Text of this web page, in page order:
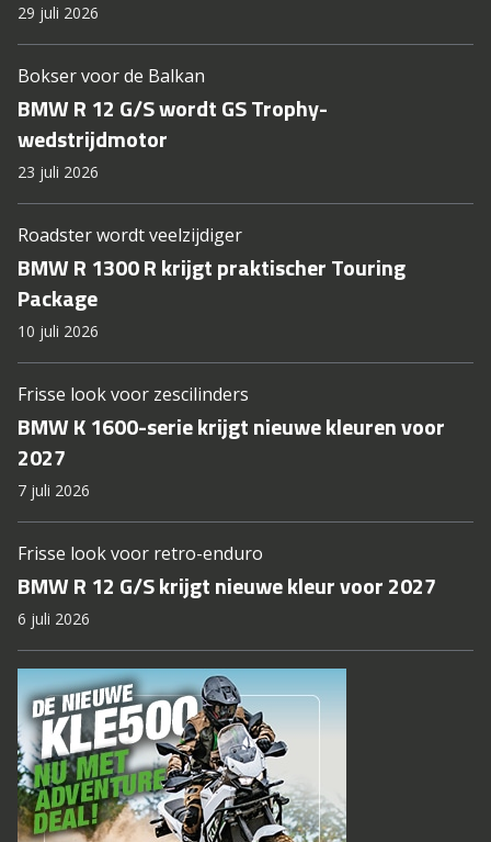
29 juli 2026
Bokser voor de Balkan
BMW R 12 G/S wordt GS Trophy-
wedstrijdmotor
23 juli 2026
Roadster wordt veelzijdiger
BMW R 1300 R krijgt praktischer Touring
Package
10 juli 2026
Frisse look voor zescilinders
BMW K 1600-serie krijgt nieuwe kleuren voor
2027
7 juli 2026
Frisse look voor retro-enduro
BMW R 12 G/S krijgt nieuwe kleur voor 2027
6 juli 2026